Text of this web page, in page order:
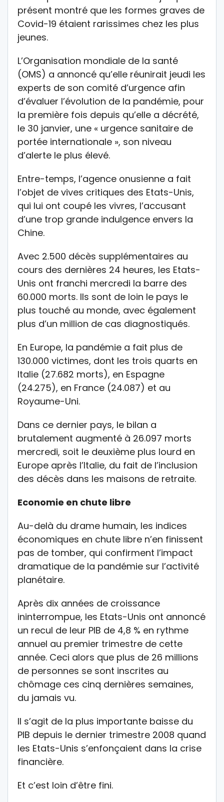
présent montré que les formes graves de
Covid-19 étaient rarissimes chez les plus
jeunes.
L’Organisation mondiale de la santé
(OMS) a annoncé qu’elle réunirait jeudi les
experts de son comité d’urgence afin
d’évaluer l’évolution de la pandémie, pour
la première fois depuis qu’elle a décrété,
le 30 janvier, une « urgence sanitaire de
portée internationale », son niveau
d’alerte le plus élevé.
Entre-temps, l’agence onusienne a fait
l’objet de vives critiques des Etats-Unis,
qui lui ont coupé les vivres, l’accusant
d’une trop grande indulgence envers la
Chine.
Avec 2.500 décès supplémentaires au
cours des dernières 24 heures, les Etats-
Unis ont franchi mercredi la barre des
60.000 morts. Ils sont de loin le pays le
plus touché au monde, avec également
plus d’un million de cas diagnostiqués.
En Europe, la pandémie a fait plus de
130.000 victimes, dont les trois quarts en
Italie (27.682 morts), en Espagne
(24.275), en France (24.087) et au
Royaume-Uni.
Dans ce dernier pays, le bilan a
brutalement augmenté à 26.097 morts
mercredi, soit le deuxième plus lourd en
Europe après l’Italie, du fait de l’inclusion
des décès dans les maisons de retraite.
Economie en chute libre
Au-delà du drame humain, les indices
économiques en chute libre n’en finissent
pas de tomber, qui confirment l’impact
dramatique de la pandémie sur l’activité
planétaire.
Après dix années de croissance
ininterrompue, les Etats-Unis ont annoncé
un recul de leur PIB de 4,8 % en rythme
annuel au premier trimestre de cette
année. Ceci alors que plus de 26 millions
de personnes se sont inscrites au
chômage ces cinq dernières semaines,
du jamais vu.
Il s’agit de la plus importante baisse du
PIB depuis le dernier trimestre 2008 quand
les Etats-Unis s’enfonçaient dans la crise
financière.
Et c’est loin d’être fini.